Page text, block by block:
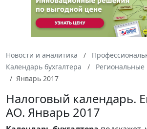
Новости и аналитика
Календарь бухгалтера
Региональные
Январь 2017
Налоговый календарь.
АО. Январь 2017